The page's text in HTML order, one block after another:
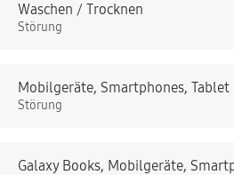
Waschen / Trocknen
Störung
Mobilgeräte,Smartphones,Tablet
Störung
Galaxy Books, Mobilgeräte,